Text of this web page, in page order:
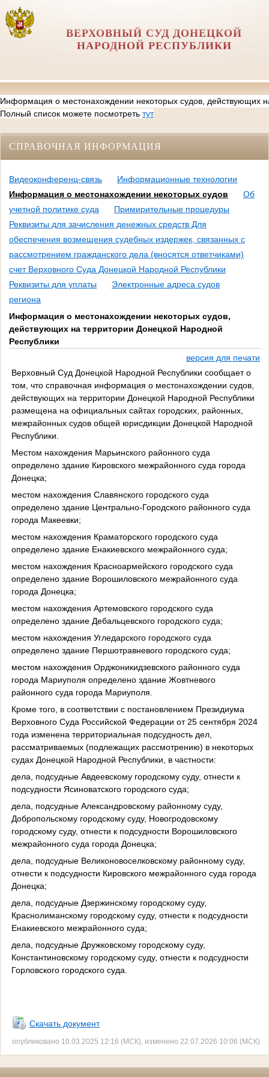
ВЕРХОВНЫЙ CУД ДОНЕЦКОЙ
НАРОДНОЙ РЕСПУБЛИКИ
Информация о местонахождении некоторых судов, действующих
Полный список можете посмотреть тут
СПРАВОЧНАЯ ИНФОРМАЦИЯ
Видеоконференц-связь
Информационные технологии
Информация о местонахождении некоторых судов
Об
учетной политике суда
Примирительные процедуры
Реквизиты для зачисления денежных средств Для
обеспечения возмещения судебных издержек, связанных с
рассмотрением гражданского дела (вносятся ответчиками)
счет Верховного Суда Донецкой Народной Республики
Реквизиты для уплаты
Электронные адреса судов
региона
Информация о местонахождении некоторых судов,
действующих на территории Донецкой Народной
Республики
версия для печати
Верховный Суд Донецкой Народной Республики сообщает о
том, что справочная информация о местонахождении судов,
действующих на территории Донецкой Народной Республики
размещена на официальных сайтах городских, районных,
межрайонных судов общей юрисдикции Донецкой Народной
Республики.
Местом нахождения Марьинского районного суда
определено здание Кировского межрайонного суда города
Донецка;
местом нахождения Славянского городского суда
определено здание Центрально-Городского районного суда
города Макеевки;
местом нахождения Краматорского городского суда
определено здание Енакиевского межрайонного суда;
местом нахождения Красноармейского городского суда
определено здание Ворошиловского межрайонного суда
города Донецка;
местом нахождения Артемовского городского суда
определено здание Дебальцевского городского суда;
местом нахождения Угледарского городского суда
определено здание Першотравневого городского суда;
местом нахождения Орджоникидзевского районного суда
города Мариуполя определено здание Жовтневого
районного суда города Мариуполя.
Кроме того, в соответствии с постановлением Президиума
Верховного Суда Российской Федерации от 25 сентября 2024
года изменена территориальная подсудность дел,
рассматриваемых (подлежащих рассмотрению) в некоторых
судах Донецкой Народной Республики, в частности:
дела, подсудные Авдеевскому городскому суду, отнести к
подсудности Ясиноватского городского суда;
дела, подсудные Александровскому районному суду,
Добропольскому городскому суду, Новогродовскому
городскому суду, отнести к подсудности Ворошиловского
межрайонного суда города Донецка;
дела, подсудные Великоновоселковскому районному суду,
отнести к подсудности Кировского межрайонного суда города
Донецка;
дела, подсудные Дзержинскому городскому суду,
Краснолиманскому городскому суду, отнести к подсудности
Енакиевского межрайонного суда;
дела, подсудные Дружковскому городскому суду,
Константиновскому городскому суду, отнести к подсудности
Горловского городского суда.
Скачать документ
опубликовано 10.03.2025 12:16 (МСК), изменено 22.07.2026 10:06 (МСК)